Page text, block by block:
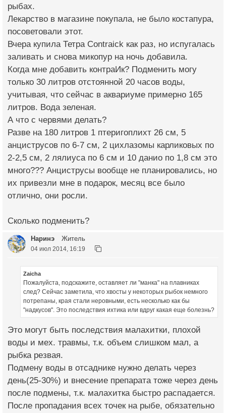
рыбах.
Лекарство в магазине покупала, не было костапура,
посоветовали этот.
Вчера купила Тетра Contraick как раз, но испугалась
заливать и снова микопур на ночь добавила.
Когда мне добавить контраИк? Подменить могу
только 30 литров отстоянной 20 часов воды,
учитывая, что сейчас в аквариуме примерно 165
литров. Вода зеленая.
А что с червями делать?
Разве на 180 литров 1 птеригоплихт 26 см, 5
анциструсов по 6-7 см, 2 цихлазомы карликовых по
2-2,5 см, 2 лялиуса по 6 см и 10 данио по 1,8 см это
много??? Анциструсы вообще не планировались, но
их привезли мне в подарок, месяц все было
отлично, они росли.
Сколько подменить?
Наринэ Житель
04 июл 2014, 16:19
Zaicha
Пожалуйста, подскажите, оставляет ли "манка" на плавниках
след? Сейчас заметила, что хвосты у некоторых рыбок немного
потрепаны, края стали неровными, есть несколько как бы
"надкусов". Это последствия ихтика или вдруг какая еще болезнь?
Это могут быть последствия малахитки, плохой
воды и мех. травмы, т.к. объем слишком мал, а
рыбка резвая.
Подмену воды в отсаднике нужно делать через
день(25-30%) и внесение препарата тоже через день
после подмены, т.к. малахитка быстро распадается.
После пропадания всех точек на рыбе, обязательно